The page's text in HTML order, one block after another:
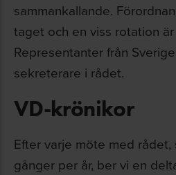
sammankallande.
taget och en viss rotation
Representanter från
sekreterare i rådet.
VD-krönikor
Efter varje möte med
gånger per år, ber vi en